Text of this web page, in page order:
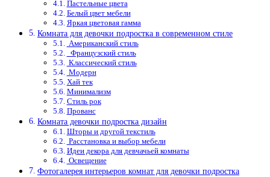
Пастельные цвета
Белый цвет мебели
Яркая цветовая гамма
Комната для девочки подростка в современном стиле
Американский стиль
Французский стиль
Классический стиль
Модерн
Хай тек
Минимализм
Стиль рок
Прованс
Комната девочки подростка дизайн
Шторы и другой текстиль
Расстановка и выбор мебели
Идеи декора для девчачьей комнаты
Освещение
Фотогалерея интерьеров комнат для девочки подростка